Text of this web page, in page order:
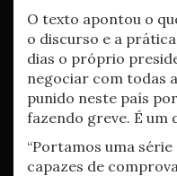
O texto apontou o
o discurso e a
dias o próprio
negociar com todas
punido neste país
fazendo greve. É um
“Portamos uma
capazes de